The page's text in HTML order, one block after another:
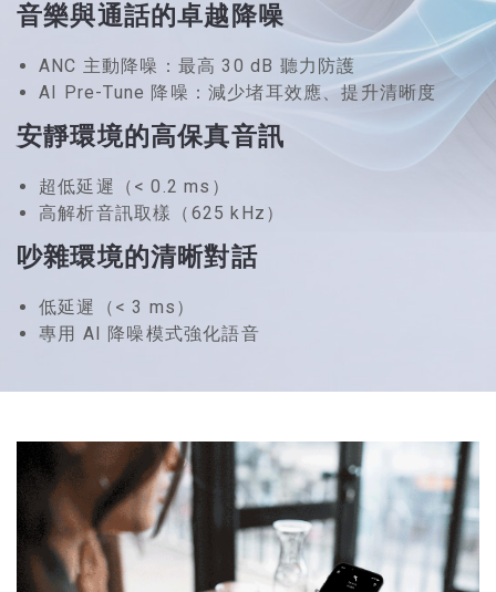
音樂與通話的卓越降噪
ANC 主動降噪：最高 30 dB 聽力防護
AI Pre-Tune 降噪：減少堵耳效應、提升清晰度
安靜環境的高保真音訊
超低延遲（< 0.2 ms）
高解析音訊取樣（625 kHz）
吵雜環境的清晰對話
低延遲（< 3 ms）
專用 AI 降噪模式強化語音